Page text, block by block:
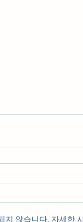
지 않습니다. 자세한